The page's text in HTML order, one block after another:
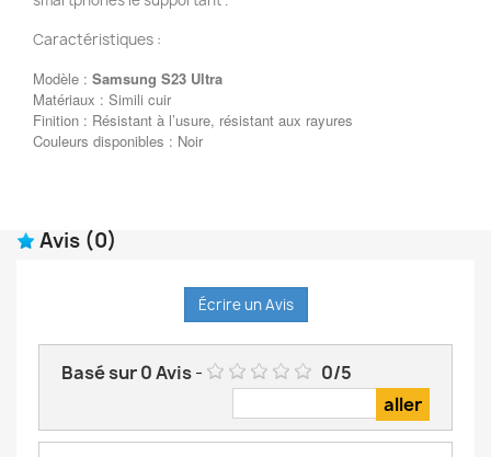
Caractéristiques :
Modèle : Samsung S23 Ultra
Matériaux : Simili cuir
Finition : Résistant à l’usure, résistant aux rayures
Couleurs disponibles : Noir
Avis (0)
Écrire un Avis
Basé sur0Avis- 0/5